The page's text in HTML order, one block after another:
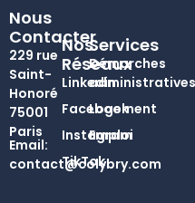
Nos
Réseaux
Linkedin
Facebook
Instagram
TikTok
Services
Démarches
administratives
Logement
Emploi
Nous
Contacter
229 rue
Saint-
Honoré
75001
Paris
Email:
contact@colybry.com